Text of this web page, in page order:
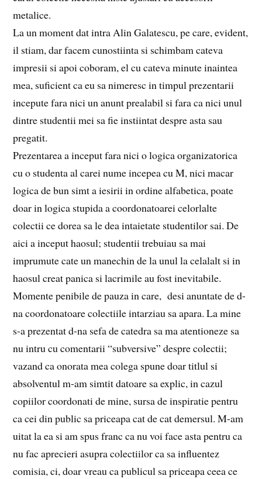
metalice.
La un moment dat intra Alin Galatescu, pe care, evident,
il stiam, dar facem cunostiinta si schimbam cateva
impresii si apoi coboram, el cu cateva minute inaintea
mea, suficient ca eu sa nimeresc in timpul prezentarii
incepute fara nici un anunt prealabil si fara ca nici unul
dintre studentii mei sa fie instiintat despre asta sau
pregatit.
Prezentarea a inceput fara nici o logica organizatorica
cu o studenta al carei nume incepea cu M, nici macar
logica de bun simt a iesirii in ordine alfabetica, poate
doar in logica stupida a coordonatoarei celorlalte
colectii ce dorea sa le dea intaietate studentilor sai. De
aici a inceput haosul; studentii trebuiau sa mai
imprumute cate un manechin de la unul la celalalt si in
haosul creat panica si lacrimile au fost inevitabile.
Momente penibile de pauza in care, desi anuntate de d-
na coordonatoare colectiile intarziau sa apara. La mine
s-a prezentat d-na sefa de catedra sa ma atentioneze sa
nu intru cu comentarii “subversive” despre colectii;
vazand ca onorata mea colega spune doar titlul si
absolventul m-am simtit datoare sa explic, in cazul
copiilor coordonati de mine, sursa de inspiratie pentru
ca cei din public sa priceapa cat de cat demersul. M-am
uitat la ea si am spus franc ca nu voi face asta pentru ca
nu fac aprecieri asupra colectiilor ca sa influentez
comisia, ci, doar vreau ca publicul sa priceapa ceea ce